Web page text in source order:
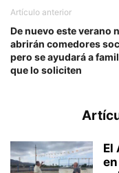
Artículo anterior
De nuevo este verano
abrirán comedores
pero se ayudará a
que lo soliciten
El